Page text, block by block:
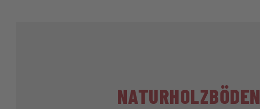
NATURHOLZBÖDEN